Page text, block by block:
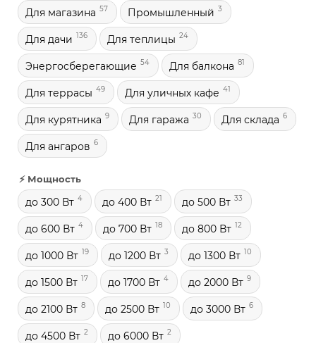
Для магазина 57 Промышленный 3
Для дачи 136 Для теплицы 24
Энергосберегающие 54 Для балкона 81
Для террасы 49 Для уличных кафе 41
Для курятника 9 Для гаража 30 Для склада 6
Для ангаров 6
⚡ Мощность
до 300 Вт 4 до 400 Вт 21 до 500 Вт 33
до 600 Вт 4 до 700 Вт 18 до 800 Вт 12
до 1000 Вт 19 до 1200 Вт 3 до 1300 Вт 10
до 1500 Вт 17 до 1700 Вт 4 до 2000 Вт 9
до 2100 Вт 8 до 2500 Вт 10 до 3000 Вт 6
до 4500 Вт 2 до 6000 Вт 2